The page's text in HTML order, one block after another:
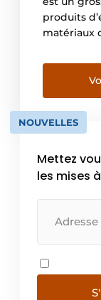
produits
matériaux
des
des
marques
produits […]
NOUVELLES
Mettez
les mises